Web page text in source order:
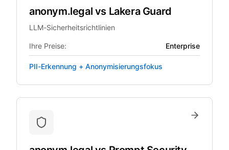
anonym.legal vs Lakera Guard
LLM-Sicherheitsrichtlinien
Ihre Preise: Enterprise
PII-Erkennung + Anonymisierungsfokus